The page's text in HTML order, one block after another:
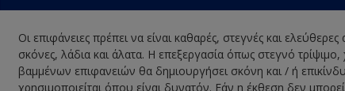
Οι επιφάνειες πρέπει να είναι καθαρές, στεγνές και
σκόνες, λάδια και άλατα. Η επεξεργασία όπως στεγνό
βαμμένων επιφανειών θα δημιουργήσει σκόνη και / ή
χρησιμοποιείται όπου είναι δυνατόν. Εάν η έκθεση δεν